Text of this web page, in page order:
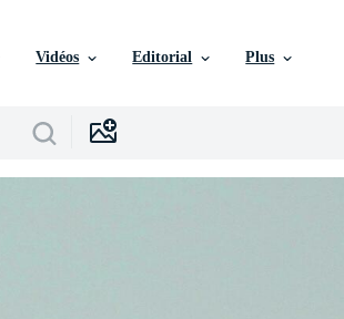
Vidéos Editorial Plus